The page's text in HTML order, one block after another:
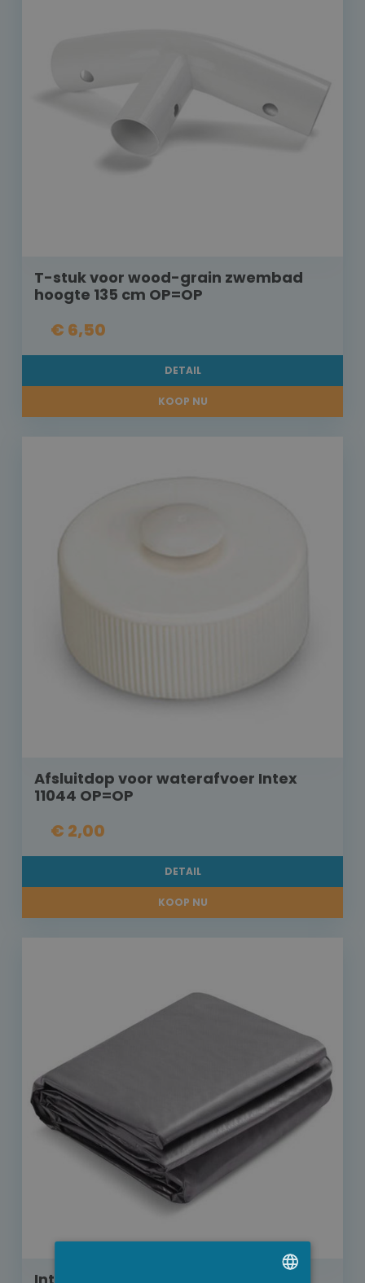
T-stuk voor wood-grain zwembad
hoogte 135 cm OP=OP
€ 6,50
DETAIL
KOOP NU
Afsluitdop voor waterafvoer Intex
11044 OP=OP
€ 2,00
DETAIL
KOOP NU